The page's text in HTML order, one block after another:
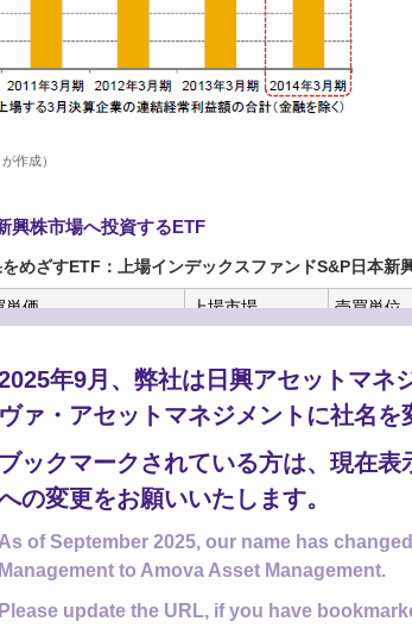
作成）
興株市場へ投資するETF
めざすETF：上場インデックスファンドS&P日本新
単価
年6月20日終値）
上場市場 売買単位
円 東京証券取引所 100口
数料などの費用は含みません。
ものではありません。
トからのお知らせ
年9月、弊社は日興アセットマネ
ヴァ・アセットマネジメントに社名を
ブックマークされている方は、現在表
の変更をお願いいたします。
As of September 2025, our name has
Management to Amova Asset Management.
Please update the URL, if you have